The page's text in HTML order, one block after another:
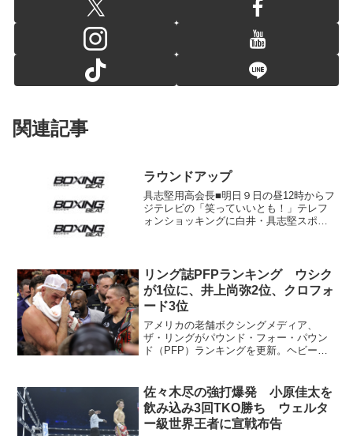
関連記事
ラウンドアップ
具志堅用高会長■明日９日の昼12時からフ
ジテレビの「笑っていいとも！」テレフ
ォンショッキングに白井・具志堅スポー
（横浜光）が６月１...
リング誌PFPランキング ウシク
が1位に、井上尚弥2位、クロフォ
ード3位
アメリカの老舗ボクシングメディア、
ザ・リングがパウンド・フォー・パウン
ド（PFP）ランキングを更新。ヘビー級4
った。試合後のウシク（右）フューリー
と言葉を交わす ヘビ...
佐々木尽の強打爆発 小原佳太を
飲み込み3回TKO勝ち ウェルタ
ー級世界王者に宣戦布告